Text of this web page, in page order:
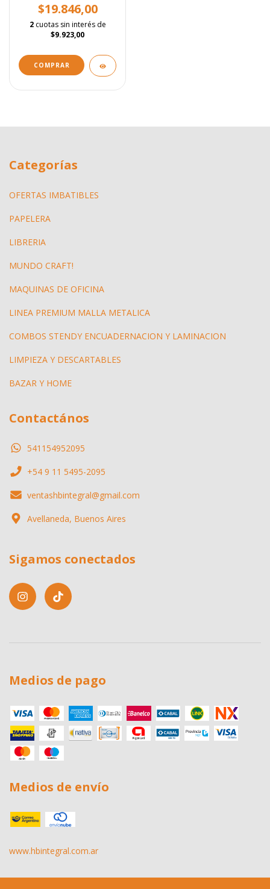
$19.846,00
2 cuotas sin interés de
$9.923,00
COMPRAR
Categorías
OFERTAS IMBATIBLES
PAPELERA
LIBRERIA
MUNDO CRAFT!
MAQUINAS DE OFICINA
LINEA PREMIUM MALLA METALICA
COMBOS STENDY ENCUADERNACION Y LAMINACION
LIMPIEZA Y DESCARTABLES
BAZAR Y HOME
Contactános
541154952095
+54 9 11 5495-2095
ventashbintegral@gmail.com
Avellaneda, Buenos Aires
Sigamos conectados
Medios de pago
Medios de envío
www.hbintegral.com.ar